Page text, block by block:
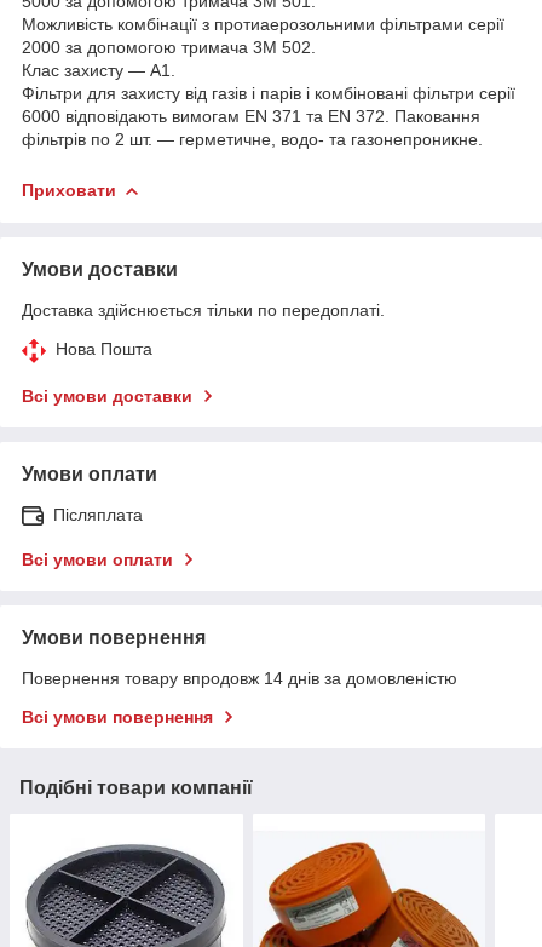
Можливість комбінації з протиаерозольними фільтрами серії
2000 за допомогою тримача 3М 502.
Клас захисту — А1.
Фільтри для захисту від газів і парів і комбіновані фільтри серії
6000 відповідають вимогам EN 371 та EN 372. Паковання
фільтрів по 2 шт. — герметичне, водо- та газонепроникне.
Приховати
Умови доставки
Доставка здійснюється тільки по передоплаті.
Нова Пошта
Всі умови доставки
Умови оплати
Післяплата
Всі умови оплати
Умови повернення
Повернення товару впродовж 14 днів за домовленістю
Всі умови повернення
Подібні товари компанії